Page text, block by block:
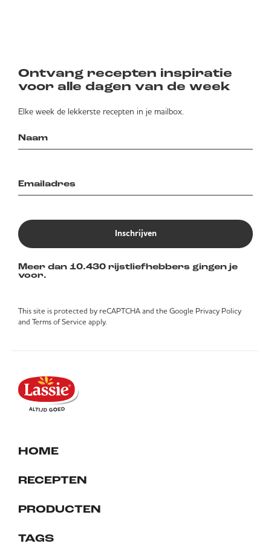
Ontvang recepten inspiratie
voor alle dagen van de week
Elke week de lekkerste recepten in je mailbox.
Inschrijven
Meer dan 10.430 rijstliefhebbers gingen je
voor.
This site is protected by reCAPTCHA and the Google Privacy Policy
and Terms of Service apply.
HOME
RECEPTEN
PRODUCTEN
TAGS